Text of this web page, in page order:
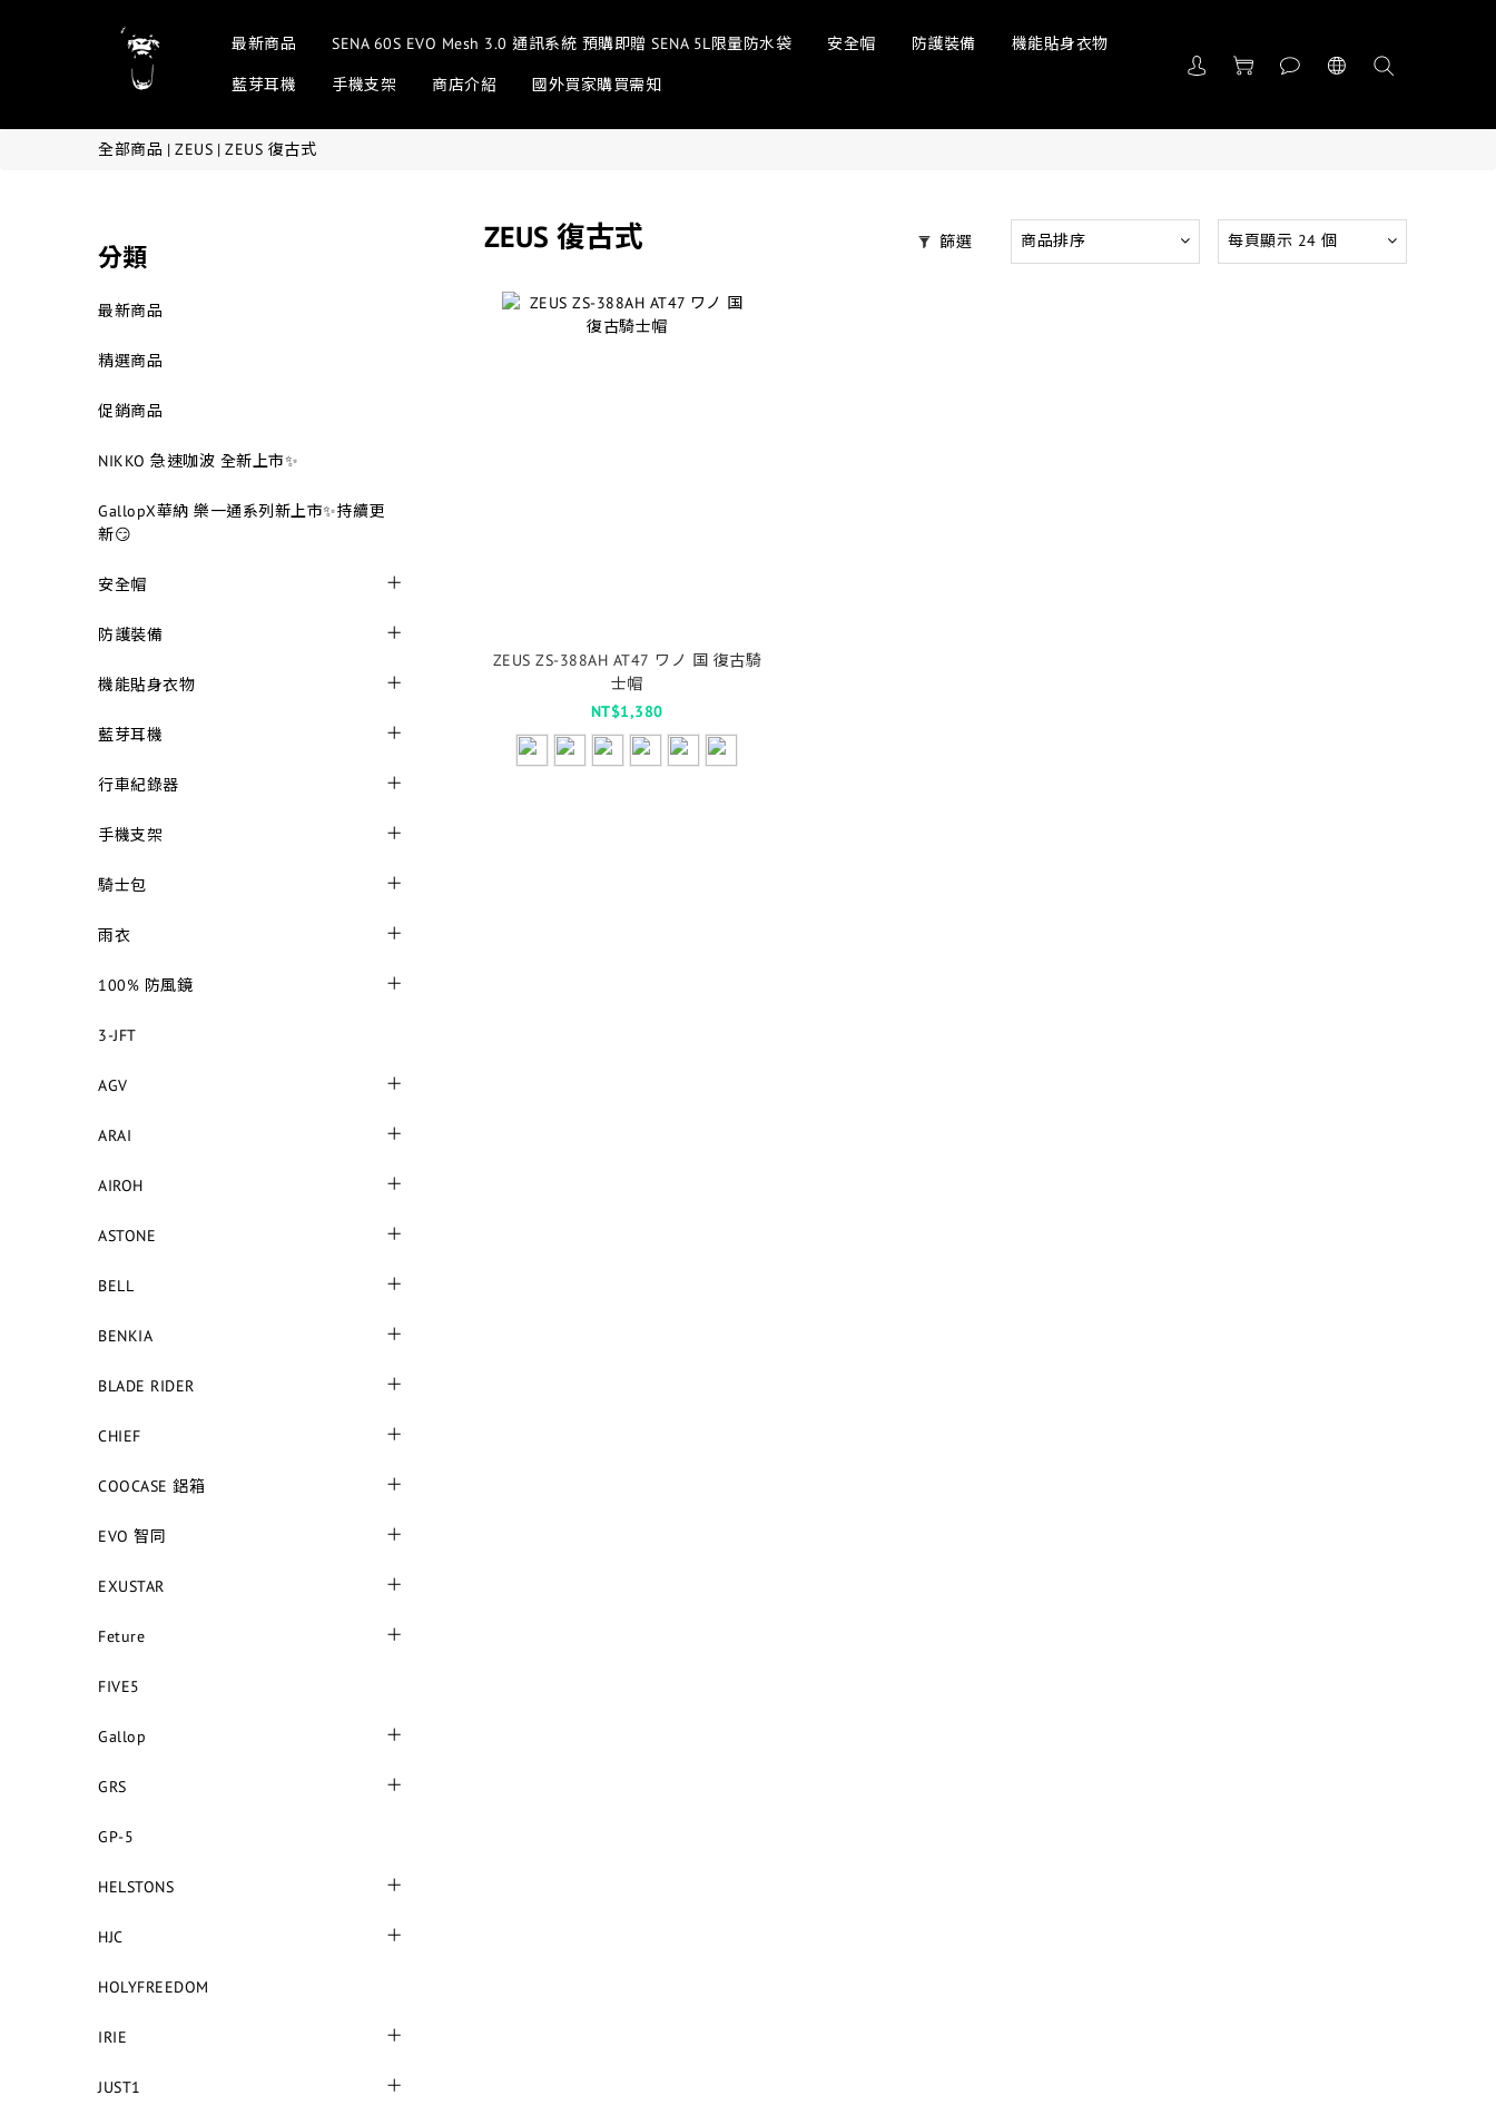
最新商品 SENA 60S EVO Mesh 3.0 通訊系統 預購即贈 SENA 5L限量防水袋 安全帽 防護裝備 機能貼身衣物
藍芽耳機 手機支架 商店介紹 國外買家購買需知
全部商品 | ZEUS | ZEUS 復古式
分類
最新商品
精選商品
促銷商品
NIKKO 急速咖波 全新上市✨
GallopX華納 樂一通系列新上市✨持續更
新😏
安全帽
防護裝備
機能貼身衣物
藍芽耳機
行車紀錄器
手機支架
騎士包
雨衣
100% 防風鏡
3-JFT
AGV
ARAI
AIROH
ASTONE
BELL
BENKIA
BLADE RIDER
CHIEF
COOCASE 鋁箱
EVO 智同
EXUSTAR
Feture
FIVE5
Gallop
GRS
GP-5
HELSTONS
HJC
HOLYFREEDOM
IRIE
JUST1
ZEUS 復古式 篩選 商品排序 每頁顯示 24 個
ZEUS ZS-388AH AT47 ワノ 国 復古騎
士帽
NT$1,380